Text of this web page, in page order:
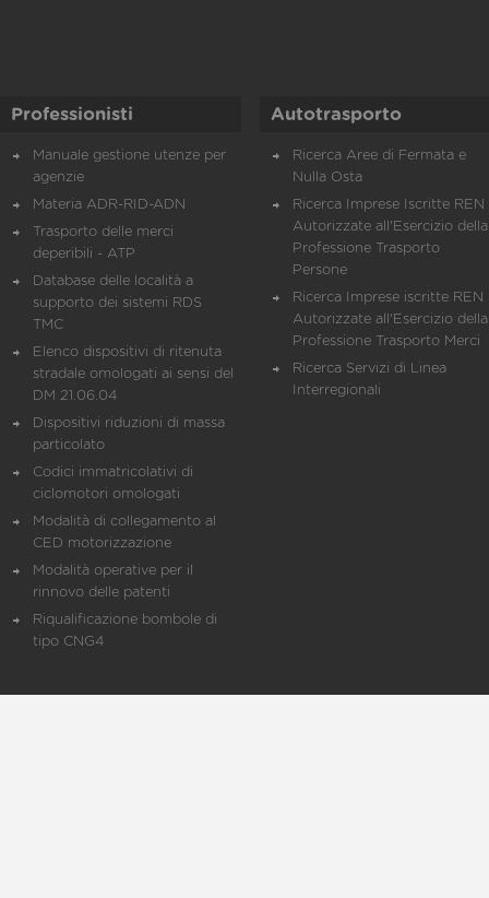
Professionisti
Manuale gestione utenze per
agenzie
Materia ADR-RID-ADN
Trasporto delle merci
deperibili - ATP
Database delle località a
supporto dei sistemi RDS
TMC
Elenco dispositivi di ritenuta
stradale omologati ai sensi del
DM 21.06.04
Dispositivi riduzioni di massa
particolato
Codici immatricolativi di
ciclomotori omologati
Modalità di collegamento al
CED motorizzazione
Modalità operative per il
rinnovo delle patenti
Riqualificazione bombole di
tipo CNG4
Autotrasporto
Ricerca Aree di Fermata e
Nulla Osta
Ricerca Imprese Iscritte REN
Autorizzate all'Esercizio della
Professione Trasporto
Persone
Ricerca Imprese iscritte REN
Autorizzate all'Esercizio della
Professione Trasporto Merci
Ricerca Servizi di Linea
Interregionali